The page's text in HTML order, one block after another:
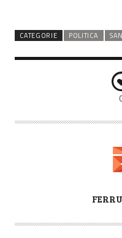
CATEGORIE POLITICA
T